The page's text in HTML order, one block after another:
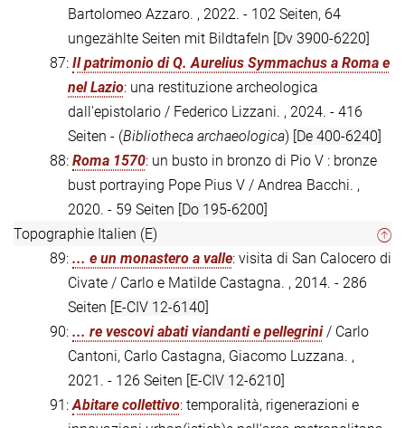
Bartolomeo Azzaro. , 2022. - 102 Seiten, 64
ungezählte Seiten mit Bildtafeln [Dv 3900-6220]
87: Il patrimonio di Q. Aurelius Symmachus a Roma e
nel Lazio: una restituzione archeologica
dall'epistolario / Federico Lizzani. , 2024. - 416
Seiten - (Bibliotheca archaeologica) [De 400-6240]
88: Roma 1570: un busto in bronzo di Pio V : bronze
bust portraying Pope Pius V / Andrea Bacchi. ,
2020. - 59 Seiten [Do 195-6200]
Topographie Italien (E)
89: ... e un monastero a valle: visita di San Calocero di
Civate / Carlo e Matilde Castagna. , 2014. - 286
Seiten [E-CIV 12-6140]
90: ... re vescovi abati viandanti e pellegrini/ Carlo
Cantoni, Carlo Castagna, Giacomo Luzzana. ,
2021. - 126 Seiten [E-CIV 12-6210]
91:Abitare collettivo: temporalità, rigenerazioni e